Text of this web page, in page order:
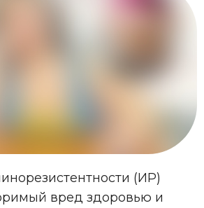
(ИР)
вред здоровью и